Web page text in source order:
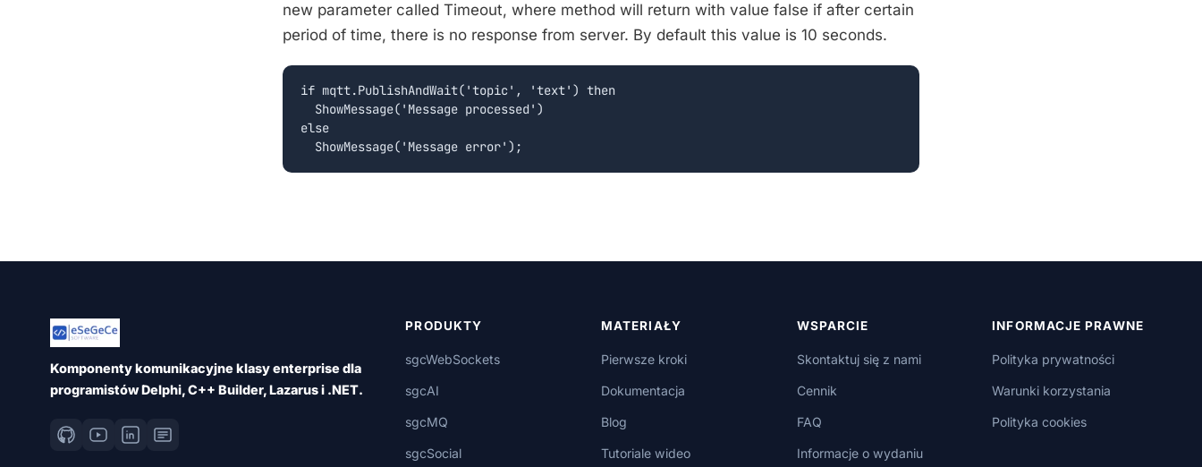
new parameter called Timeout, where method will return with value false if after certain
period of time, there is no response from server. By default this value is 10 seconds.
if mqtt.PublishAndWait('topic', 'text') then
  ShowMessage('Message processed')
else
Komponenty komunikacyjne klasy enterprise dla
programistów Delphi, C++ Builder, Lazarus i .NET.
PRODUKTY
sgcWebSockets
sgcAI
sgcMQ
sgcSocial
MATERIAŁY
Pierwsze kroki
Dokumentacja
Blog
Tutoriale wideo
WSPARCIE
Skontaktuj się z nami
Cennik
FAQ
Informacje o wydaniu
INFORMACJE PRAWNE
Polityka prywatności
Warunki korzystania
Polityka cookies